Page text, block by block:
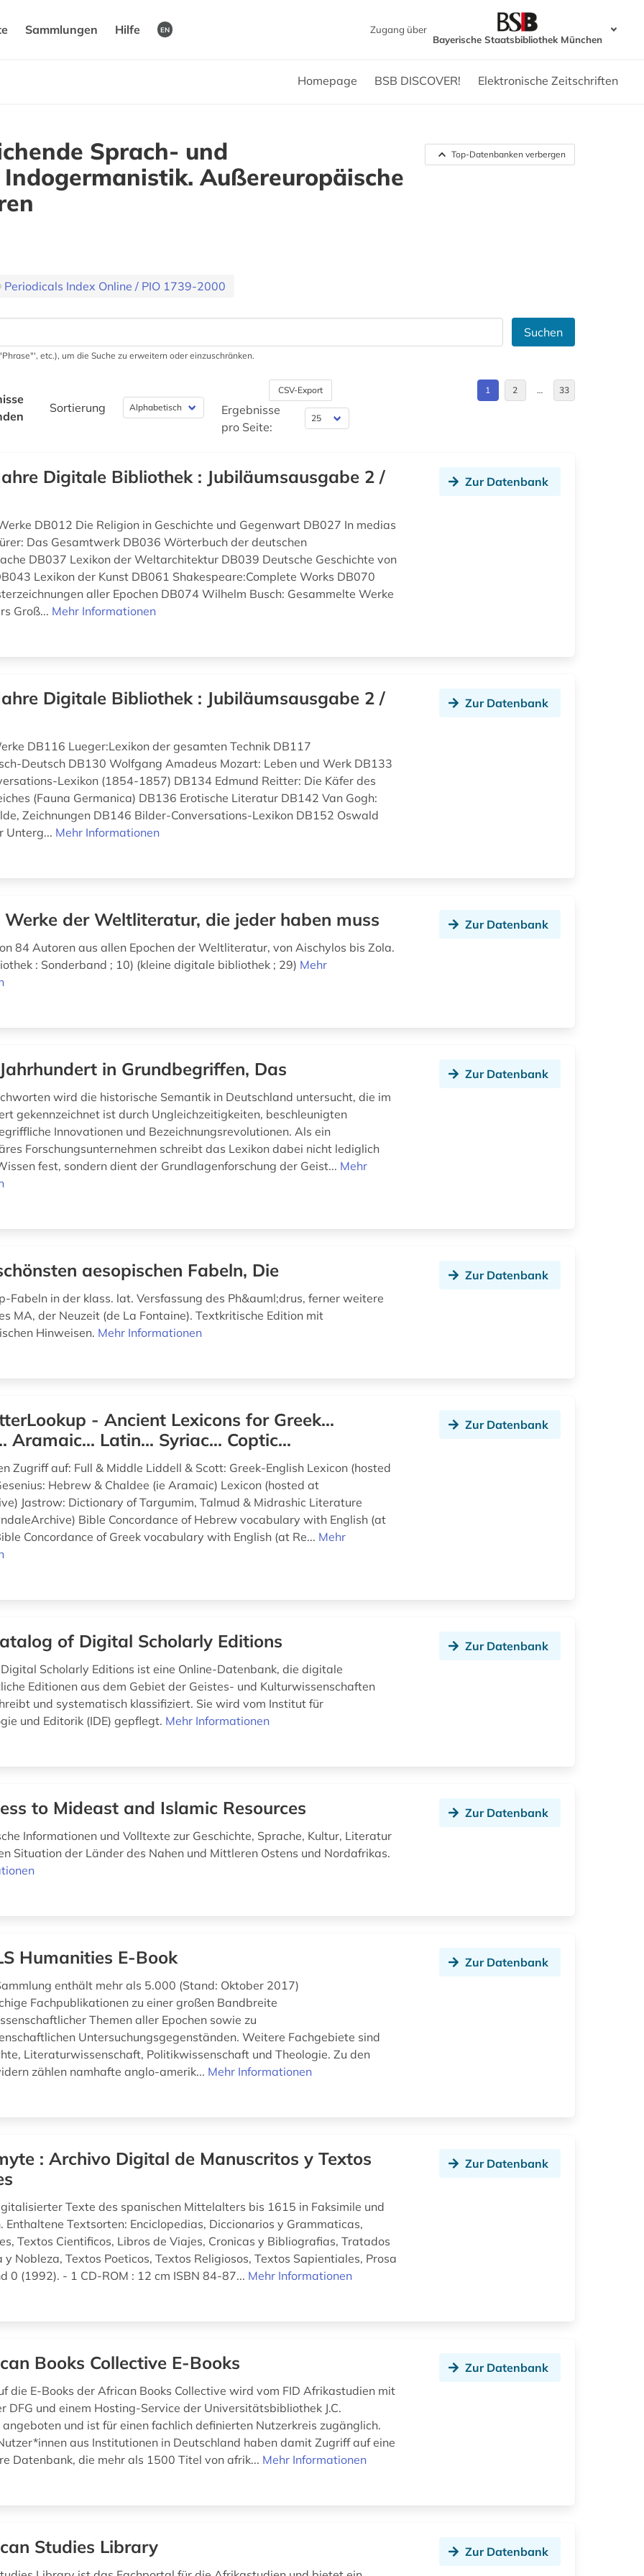
Sammlungen Hilfe EN
Zugang über
Bayerische Staatsbibliothek München
Homepage BSB DISCOVER! Elektronische Zeitschriften
Top-Datenbanken verbergen
Sprach- und
Außereuropäische
Periodicals Index Online / PIO 1739-2000
Suchen
etc.), um die Suche zu erweitern oder einzuschränken.
Sortierung
CSV-Export
Ergebnisse
pro Seite:
1 2 … 33
Digitale Bibliothek : Jubiläumsausgabe 2 /
DB012 Die Religion in Geschichte und Gegenwart DB027 In medias
Das Gesamtwerk DB036 Wörterbuch der deutschen
DB037 Lexikon der Weltarchitektur DB039 Deutsche Geschichte von
Lexikon der Kunst DB061 Shakespeare:Complete Works DB070
aller Epochen DB074 Wilhelm Busch: Gesammelte Werke
Groß... Mehr Informationen
Zur Datenbank
Digitale Bibliothek : Jubiläumsausgabe 2 /
DB116 Lueger:Lexikon der gesamten Technik DB117
Deutsch DB130 Wolfgang Amadeus Mozart: Leben und Werk DB133
Lexikon (1854-1857) DB134 Edmund Reitter: Die Käfer des
(Fauna Germanica) DB136 Erotische Literatur DB142 Van Gogh:
Zeichnungen DB146 Bilder-Conversations-Lexikon DB152 Oswald
Unterg... Mehr Informationen
Zur Datenbank
Werke der Weltliteratur, die jeder haben muss
84 Autoren aus allen Epochen der Weltliteratur, von Aischylos bis Zola.
: Sonderband ; 10) (kleine digitale bibliothek ; 29) Mehr
Zur Datenbank
in Grundbegriffen, Das
wird die historische Semantik in Deutschland untersucht, die im
gekennzeichnet ist durch Ungleichzeitigkeiten, beschleunigten
Innovationen und Bezeichnungsrevolutionen. Als ein
Forschungsunternehmen schreibt das Lexikon dabei nicht lediglich
fest, sondern dient der Grundlagenforschung der Geist... Mehr
Zur Datenbank
aesopischen Fabeln, Die
Fabeln in der klass. lat. Versfassung des Ph&auml;drus, ferner weitere
MA, der Neuzeit (de La Fontaine). Textkritische Edition mit
Hinweisen. Mehr Informationen
Zur Datenbank
- Ancient Lexicons for Greek...
Aramaic... Latin... Syriac... Coptic...
Zugriff auf: Full & Middle Liddell & Scott: Greek-English Lexicon (hosted
Hebrew & Chaldee (ie Aramaic) Lexicon (hosted at
Jastrow: Dictionary of Targumim, Talmud & Midrashic Literature
Bible Concordance of Hebrew vocabulary with English (at
Concordance of Greek vocabulary with English (at Re... Mehr
Zur Datenbank
of Digital Scholarly Editions
Scholarly Editions ist eine Online-Datenbank, die digitale
Editionen aus dem Gebiet der Geistes- und Kulturwissenschaften
und systematisch klassifiziert. Sie wird vom Institut für
und Editorik (IDE) gepflegt. Mehr Informationen
Zur Datenbank
to Mideast and Islamic Resources
Informationen und Volltexte zur Geschichte, Sprache, Kultur, Literatur
Situation der Länder des Nahen und Mittleren Ostens und Nordafrikas.
Zur Datenbank
Humanities E-Book
enthält mehr als 5.000 (Stand: Oktober 2017)
Fachpublikationen zu einer großen Bandbreite
Themen aller Epochen sowie zu
Untersuchungsgegenständen. Weitere Fachgebiete sind
Literaturwissenschaft, Politikwissenschaft und Theologie. Zu den
zählen namhafte anglo-amerik... Mehr Informationen
Zur Datenbank
: Archivo Digital de Manuscritos y Textos
Texte des spanischen Mittelalters bis 1615 in Faksimile und
Enthaltene Textsorten: Enciclopedias, Diccionarios y Grammaticas,
Textos Cientificos, Libros de Viajes, Cronicas y Bibliografias, Tratados
Nobleza, Textos Poeticos, Textos Religiosos, Textos Sapientiales, Prosa
0 (1992). - 1 CD-ROM : 12 cm ISBN 84-87... Mehr Informationen
Zur Datenbank
Books Collective E-Books
die E-Books der African Books Collective wird vom FID Afrikastudien mit
DFG und einem Hosting-Service der Universitätsbibliothek J.C.
angeboten und ist für einen fachlich definierten Nutzerkreis zugänglich.
aus Institutionen in Deutschland haben damit Zugriff auf eine
Datenbank, die mehr als 1500 Titel von afrik... Mehr Informationen
Zur Datenbank
Studies Library Zur Datenbank